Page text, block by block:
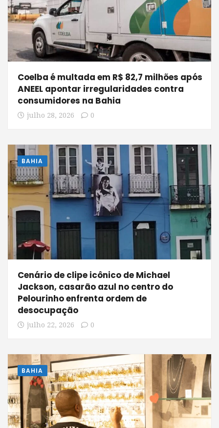
Coelba é multada em R$ 82,7 milhões após
ANEEL apontar irregularidades contra
consumidores na Bahia
julho 28, 2026 0
BAHIA
Cenário de clipe icônico de Michael
Jackson, casarão azul no centro do
Pelourinho enfrenta ordem de
desocupação
julho 22, 2026 0
BAHIA